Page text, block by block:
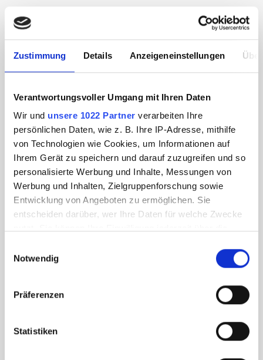
Zustimmung Details Anzeigeneinstellungen
Verantwortungsvoller Umgang mit Ihren Daten
Wir und unsere 1022 Partner verarbeiten Ihre
persönlichen Daten, wie z. B. Ihre IP-Adresse, mithilfe
von Technologien wie Cookies, um Informationen auf
Ihrem Gerät zu speichern und darauf zuzugreifen und so
personalisierte Werbung und Inhalte, Messungen von
Werbung und Inhalten, Zielgruppenforschung sowie
Entwicklung von Angeboten zu ermöglichen. Sie
entscheiden darüber, wer Ihre Daten für welche Zwecke
Trigger Symbol ändern oder widerrufen
Informationen über Ihre geografische Lage
können
bestimmten Merkmalen (Fingerprinting) identifizieren
Notwendig
Präferenzen
Statistiken